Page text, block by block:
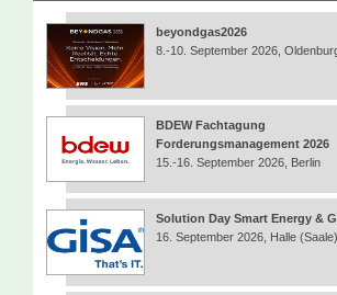
beyondgas2026
8.-10. September 2026,
BDEW Fachtagung
Forderungsmanagement 2026
15.-16. September 2026, Berlin
Solution Day Smart Energy &
16. September 2026, Halle (Saale)